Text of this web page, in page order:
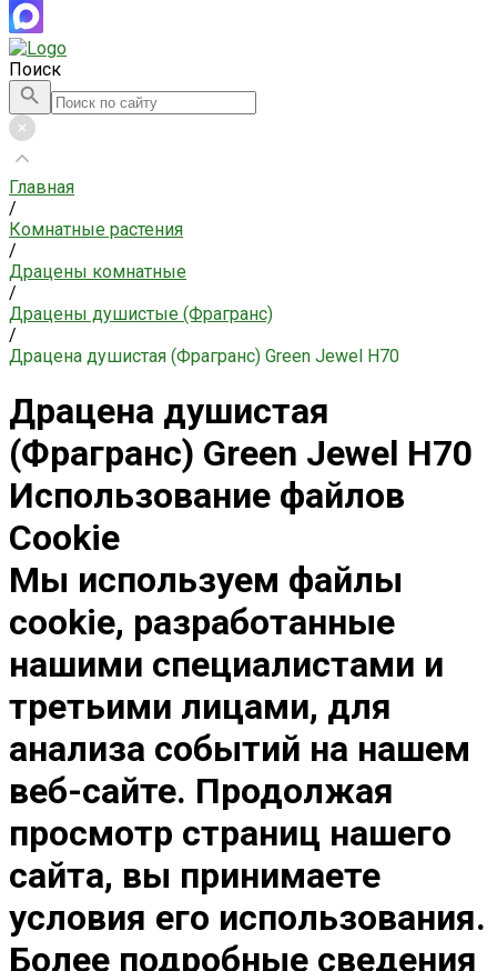
Поиск
Главная
/
Комнатные растения
/
Драцены комнатные
/
Драцены душистые (Фрагранс)
/
Драцена душистая (Фрагранс) Green Jewel H70
Драцена душистая
(Фрагранс) Green Jewel H70
Использование файлов
Cookie
Мы используем файлы
cookie, разработанные
нашими специалистами и
третьими лицами, для
анализа событий на нашем
веб-сайте. Продолжая
просмотр страниц нашего
сайта, вы принимаете
условия его использования.
Более подробные сведения